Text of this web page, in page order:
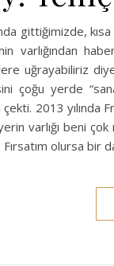
gittiğimizde,
varlığından
uğrayabiliriz
çoğu yerde
2013 yılında
varlığı beni
Fırsatım olursa